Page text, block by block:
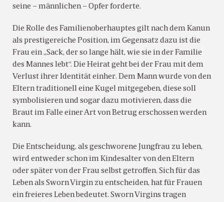
seine – männlichen – Opfer forderte.
Die Rolle des Familienoberhauptes gilt nach dem Kanun
als prestigereiche Position, im Gegensatz dazu ist die
Frau ein „Sack, der so lange hält, wie sie in der Familie
des Mannes lebt“. Die Heirat geht bei der Frau mit dem
Verlust ihrer Identität einher. Dem Mann wurde von den
Eltern traditionell eine Kugel mitgegeben, diese soll
symbolisieren und sogar dazu motivieren, dass die
Braut im Falle einer Art von Betrug erschossen werden
kann.
Die Entscheidung, als geschworene Jungfrau zu leben,
wird entweder schon im Kindesalter von den Eltern
oder später von der Frau selbst getroffen. Sich für das
Leben als Sworn Virgin zu entscheiden, hat für Frauen
ein freieres Leben bedeutet. Sworn Virgins tragen